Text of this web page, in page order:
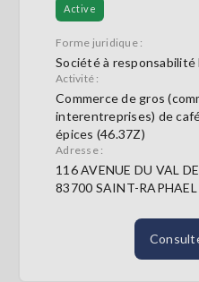
Active
Forme juridique :
Société à responsabilité
Activité :
Commerce de gros
interentreprises) de
épices (46.37Z)
Adresse :
116 AVENUE DU VAL
83700 SAINT-RAPHAEL